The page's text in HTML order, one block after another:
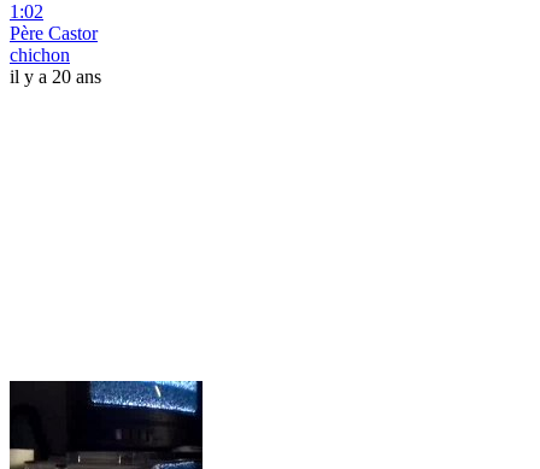
1:02
Père Castor
chichon
il y a 20 ans